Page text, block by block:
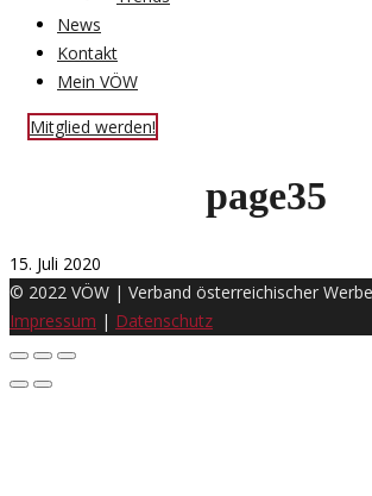
News
Kontakt
Mein VÖW
Mitglied werden!
page35
15. Juli 2020
© 2022 VÖW | Verband österreichischer
Impressum | Datenschutz